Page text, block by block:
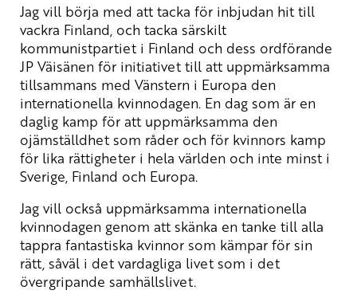
Jag vill börja med att tacka för inbjudan hit till
vackra Finland, och tacka särskilt
kommunistpartiet i Finland och dess ordförande
JP Väisänen för initiativet till att uppmärksamma
tillsammans med Vänstern i Europa den
internationella kvinnodagen. En dag som är en
daglig kamp för att uppmärksamma den
ojämställdhet som råder och för kvinnors kamp
för lika rättigheter i hela världen och inte minst i
Sverige, Finland och Europa.
Jag vill också uppmärksamma internationella
kvinnodagen genom att skänka en tanke till alla
tappra fantastiska kvinnor som kämpar för sin
rätt, såväl i det vardagliga livet som i det
övergripande samhällslivet.